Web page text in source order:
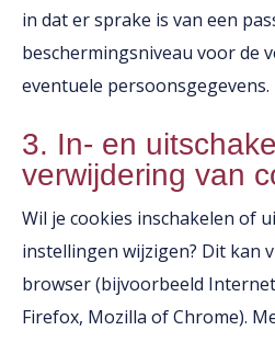
in dat er sprake is van een
beschermingsniveau voor de
eventuele persoonsgegevens.
3. In- en
verwijdering van
Wil je cookies inschakelen of
instellingen wijzigen? Dit kan
browser (bijvoorbeeld
Firefox, Mozilla of Chrome).